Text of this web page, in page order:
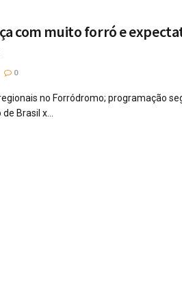
com muito forró e
0
no Forródromo; programação
Brasil x...